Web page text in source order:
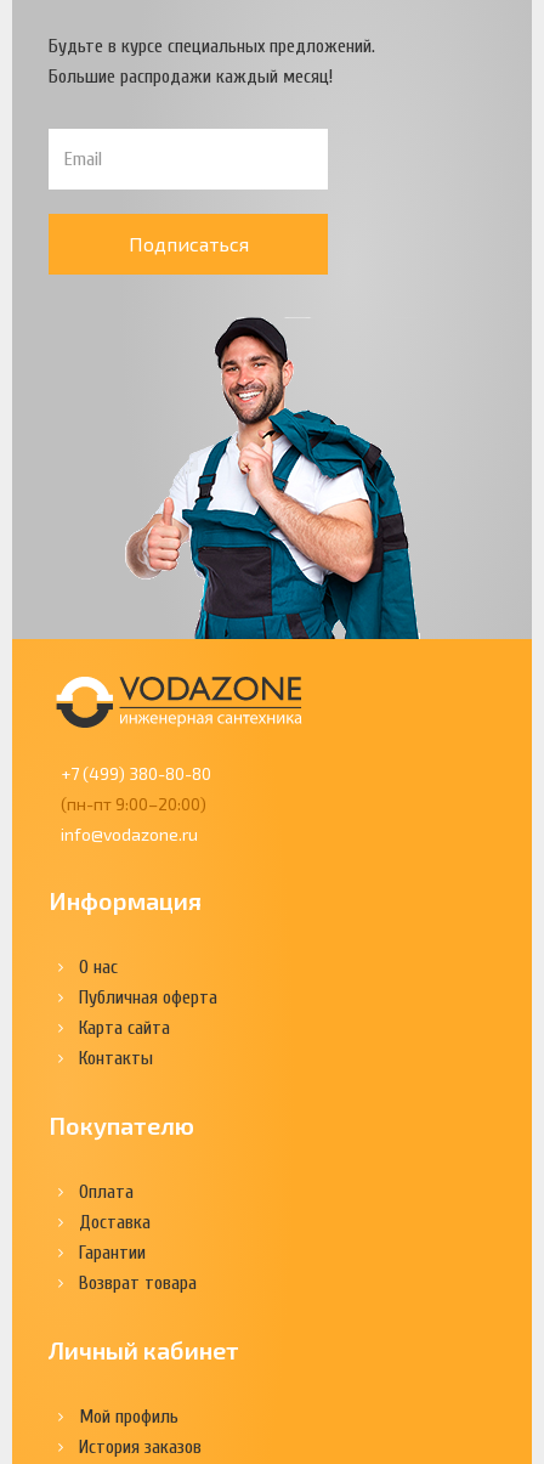
Будьте в курсе специальных предложений.
Большие распродажи каждый месяц!
Подписаться
+7 (499) 380-80-80
(пн-пт 9:00–20:00)
info@vodazone.ru
Информация
О нас
Публичная оферта
Карта сайта
Контакты
Покупателю
Оплата
Доставка
Гарантии
Возврат товара
Личный кабинет
Мой профиль
История заказов